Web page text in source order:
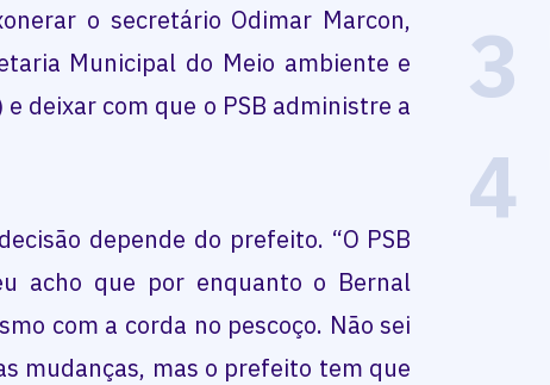
o secretário Odimar Marcon,
Municipal do Meio ambiente e
deixar com que o PSB administre a
depende do prefeito. “O PSB
acho que por enquanto o Bernal
com a corda no pescoço. Não sei
mudanças, mas o prefeito tem que
3
4